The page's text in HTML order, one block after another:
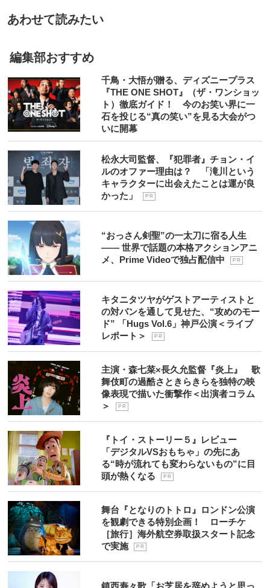
あわせて読みたい
編集部おすすめ
千鳥・大悟が贈る、ディズニープラス
『THE ONE SHOT』（ザ・ワンショッ
ト）徹底ガイド！ 今のお笑い界に一
石を投じる“真の笑い”を見る大会がつ
いに開幕
松永大司監督、『犯罪者』チョン・イ
ルのオファー理由は？ 「滝川という
キャラクターに出会えたことは運が良
かった」
P R
“おっさん剣聖”の一太刀に宿る人生
―― 世界で話題の本格アクションアニ
メ、Prime Videoで独占配信中
P R
キタニタツヤがゲストアーティストと
の対バンを通して見せた、“攻めのモー
ド” 「Hugs Vol.6」神戸公演＜ライブ
レポート＞
P R
主演・森七菜×長久允監督『炎上』 歌
舞伎町の過酷さときらきらを独特の映
像表現で描いた衝撃作＜出演者コラム
＞
P R
『トイ・ストーリー５』レビュー
「デジタルVSおもちゃ」の先にあ
る“時が流れても変わらないもの”に目
頭が熱くなる
P R
舞台『となりのトトロ』ロンドン公演
を観劇できる特別企画！ ローチケ
［旅行］海外航空券取扱スタート記念
で実施
P R
鎮西寿々歌「お芝居を辞めようと思っ